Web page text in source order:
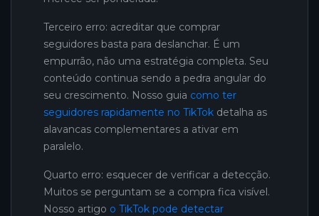
Terceiro erro: acreditar que comprar
seguidores basta para deslanchar. É um
empurrão, não uma estratégia completa. Seu
conteúdo continua sendo a pedra angular do
seu crescimento. Nosso guia como ter
seguidores rapidamente no TikTok detalha as
alavancas complementares a ativar em
paralelo.
Quarto erro: esquecer de verificar a detecção.
Muitos se perguntam se a compra fica visível.
Nosso artigo o TikTok pode detectar